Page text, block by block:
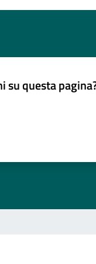
su questa